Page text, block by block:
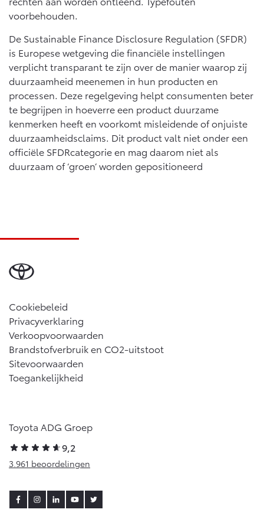
voorbehouden.
De Sustainable Finance Disclosure Regulation (SFDR)
is Europese wetgeving die financiële instellingen
verplicht transparant te zijn over de manier waarop zij
duurzaamheid meenemen in hun producten en
processen. Deze regelgeving helpt consumenten beter
te begrijpen in hoeverre een product duurzame
kenmerken heeft en voorkomt misleidende of onjuiste
duurzaamheidsclaims. Dit product valt niet onder een
officiële SFDRcategorie en mag daarom niet als
duurzaam of ‘groen’ worden gepositioneerd
Cookiebeleid
Privacyverklaring
Verkoopvoorwaarden
Brandstofverbruik en CO2-uitstoot
Sitevoorwaarden
Toegankelijkheid
Toyota ADG Groep
9,2
3.961 beoordelingen